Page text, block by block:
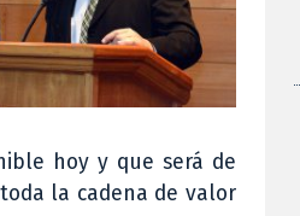
hoy y que será de
la cadena de valor